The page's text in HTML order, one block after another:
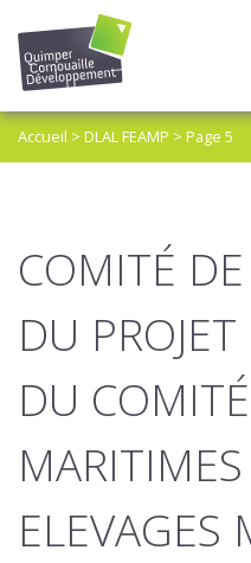
Accueil > DLAL FEAMP > Page 5
COMITÉ
DU
DU
ELEVAGES